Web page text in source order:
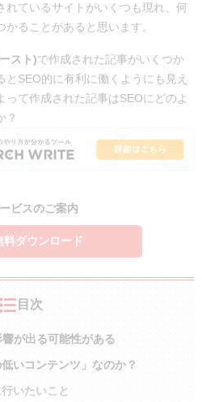
れているサイトがいくつも現れ、何
ることがあると思います。
スト)で作成された記事がいくつか
SEO的に有利に働くようにも見え
って作成された記事はSEOにどのよ
？
ビスのご案内
料ダウンロード
目次
が出る可能性がある
いコンテンツ」なのか？
いたいこと